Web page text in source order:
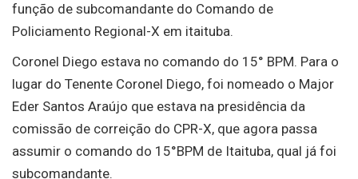
função de subcomandante do Comando de
Policiamento Regional-X em itaituba.
Coronel Diego estava no comando do 15° BPM. Para o
lugar do Tenente Coronel Diego, foi nomeado o Major
Eder Santos Araújo que estava na presidência da
comissão de correição do CPR-X, que agora passa
assumir o comando do 15°BPM de Itaituba, qual já foi
subcomandante.